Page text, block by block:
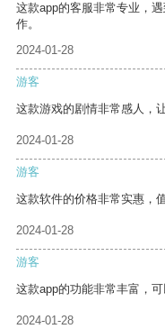
这款app的客服非常专业，
作。
2024-01-28
游客
这款游戏的剧情非常感人，
2024-01-28
游客
这款软件的价格非常实惠，
2024-01-28
游客
这款app的功能非常丰富，
2024-01-28